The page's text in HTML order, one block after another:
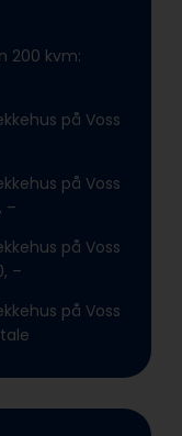
200 kvm:
på Voss
på Voss
–
på Voss
–
på Voss